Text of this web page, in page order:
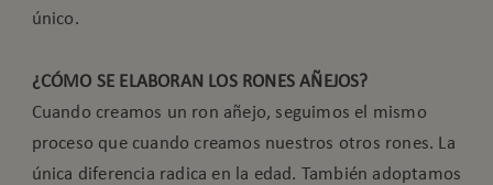
único.
¿CÓMO SE ELABORAN LOS RONES AÑEJOS?
Cuando creamos un ron añejo, seguimos el mismo
proceso que cuando creamos nuestros otros rones. La
única diferencia radica en la edad. También adoptamos